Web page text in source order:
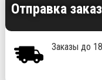
Отправка
Заказы до